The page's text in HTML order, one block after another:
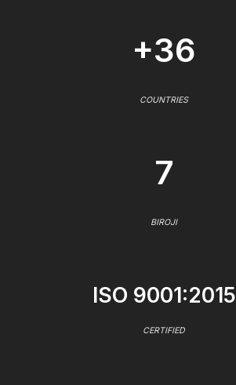
+36
COUNTRIES
7
BIROJI
ISO 9001:2015
CERTIFIED